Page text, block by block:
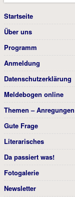
Startseite
Über uns
Programm
Anmeldung
Datenschutzerklärung
Meldebogen online
Themen – Anregungen
Gute Frage
Literarisches
Da passiert was!
Fotogalerie
Newsletter